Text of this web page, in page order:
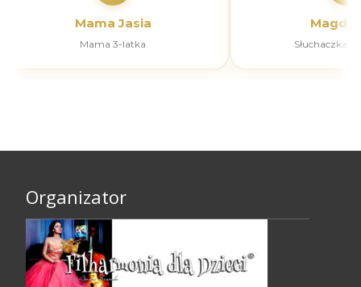
Mama Jasia
Mama 3-latka Słuchaczka
Organizator